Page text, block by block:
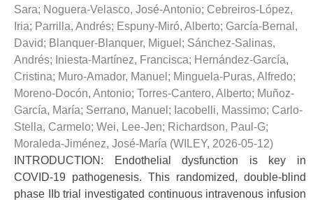
Sara; Noguera-Velasco, José-Antonio; Cebreiros-López,
Iria; Parrilla, Andrés; Espuny-Miró, Alberto; García-Bernal,
David; Blanquer-Blanquer, Miguel ; Sánchez-Salinas,
Andrés; Iniesta-Martínez, Francisca; Hernández-García,
Cristina; Muro-Amador, Manuel ; Minguela-Puras, Alfredo;
Moreno-Docón, Antonio; Torres-Cantero, Alberto; Muñoz-
García, María; Serrano, Manuel ; Iacobelli, Massimo; Carlo-
Stella, Carmelo; Wei, Lee-Jen; Richardson, Paul-G;
Moraleda-Jiménez, José-María (WILEY, 2026-05-12)
INTRODUCTION: Endothelial dysfunction is key in
COVID-19 pathogenesis. This randomized, double-blind
phase IIb trial investigated continuous intravenous infusion